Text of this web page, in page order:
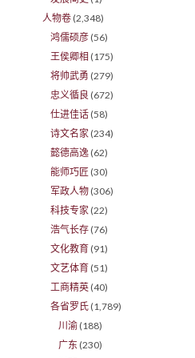
人物卷 (2,348)
鸿儒硕彦 (56)
王侯卿相 (175)
将帅武勇 (279)
忠义循良 (672)
仕进佳话 (58)
诗文名家 (234)
懿德高逸 (62)
能师巧匠 (30)
军政人物 (306)
科技专家 (22)
浩气长存 (76)
文化教育 (91)
文艺体育 (51)
工商精英 (40)
各省罗氏 (1,789)
川渝 (188)
广东 (230)